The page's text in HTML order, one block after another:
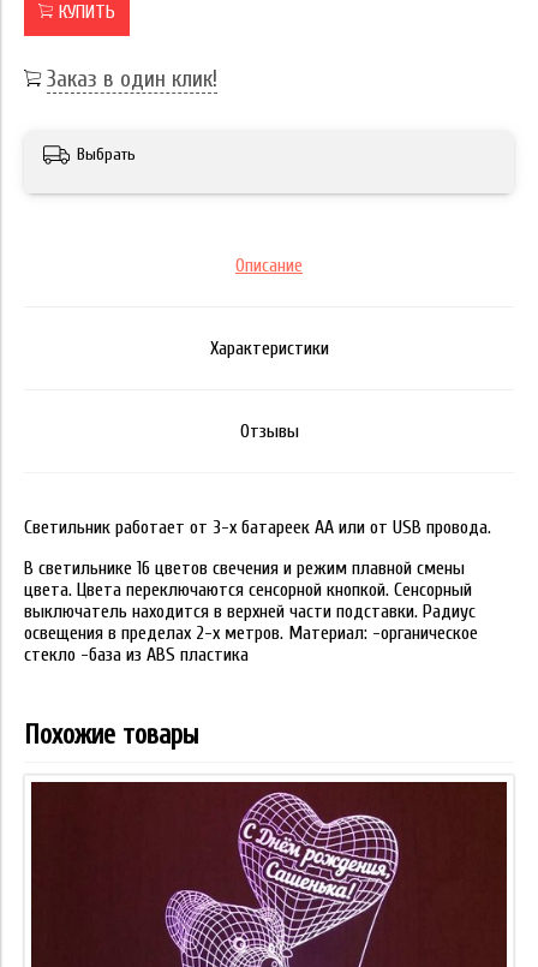
КУПИТЬ
Заказ в один клик!
Выбрать
Описание
Характеристики
Отзывы
Светильник работает от 3-х батареек АА или от USB провода.
В светильнике 16 цветов свечения и режим плавной смены
цвета. Цвета переключаются сенсорной кнопкой. Сенсорный
выключатель находится в верхней части подставки. Радиус
освещения в пределах 2-х метров. Материал: -органическое
стекло -база из ABS пластика
Похожие товары